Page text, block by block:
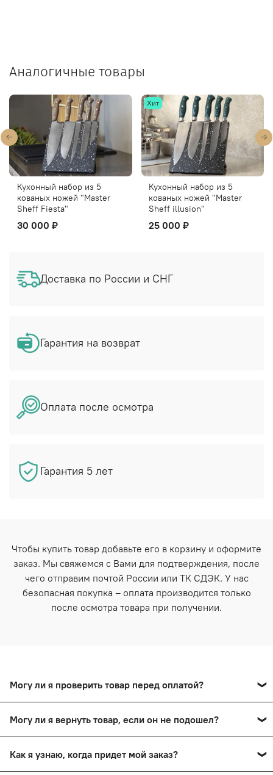
Аналогичные товары
Кухонный набор из 5
кованых ножей "Master
Sheff illusion"
25 000 ₽
Кухонный набор из 3
кованых ножей "Profi
Magma"
от 18 000 ₽
Доставка по России и СНГ
Гарантия на возврат
Оплата после осмотра
Гарантия 5 лет
Чтобы купить товар добавьте его в корзину и оформите
заказ. Мы свяжемся с Вами для подтверждения, после
чего отправим почтой России или ТК СДЭК. У нас
безопасная покупка – оплата производится только
после осмотра товара при получении.
Могу ли я проверить товар перед оплатой?
осмотра в пункте выдачи.
Могу ли я вернуть товар, если он не подошел?
сохранив товарный вид.
Как я узнаю, когда придет мой заказ?